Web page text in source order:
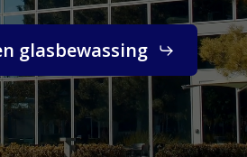
glasbewassing